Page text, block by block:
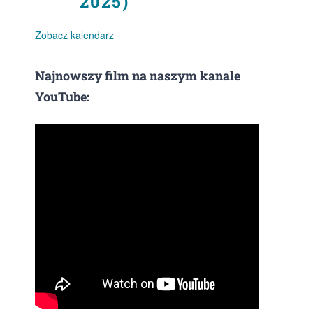
Zobacz kalendarz
Najnowszy film na naszym kanale
YouTube: